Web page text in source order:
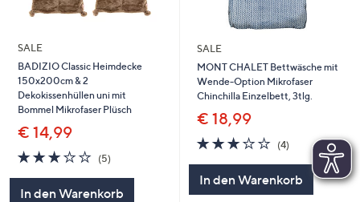
SALE
BADIZIO Classic Heimdecke
150x200cm & 2
Dekokissenhüllen uni mit
Bommel Mikrofaser Plüsch
€ 14,99
3.0
von
5
(5)
In den Warenkorb
SALE
MONT CHALET Bettwäsche mit
Wende-Option Mikrofaser
Chinchilla Einzelbett, 3tlg.
€ 18,99
3.0
von
5
(4)
Bewertungen
In den Warenkorb